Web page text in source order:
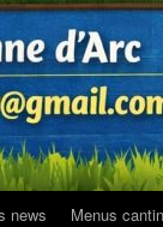
news Menus